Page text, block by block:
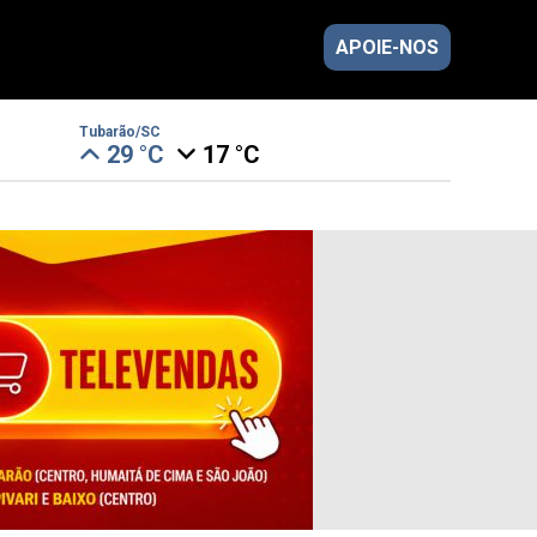
APOIE-NOS
Tubarão/SC
29 °C 17 °C